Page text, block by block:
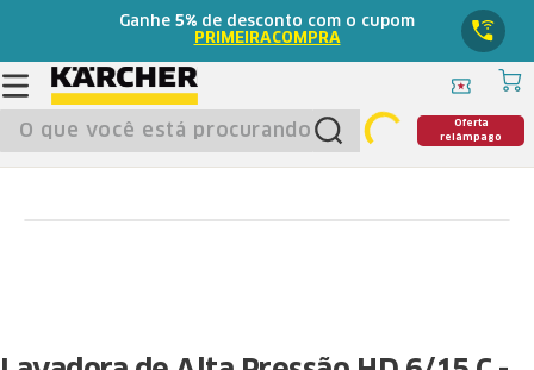
Ganhe 5% de desconto com o cupom
PRIMEIRACOMPRA
O que você está procurando?
Oferta
relâmpago